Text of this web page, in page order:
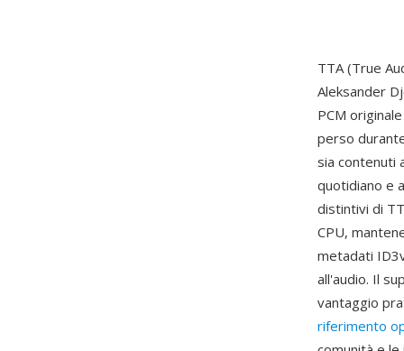
TTA (True
Aleksander
PCM
perso
sia contenuti
quotidiano e
distintivi di
CPU,
metadati
all'audio. Il
vantaggio
riferimento